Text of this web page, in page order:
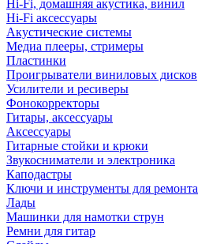
Hi-Fi, домашняя акустика, винил
Hi-Fi аксессуары
Акустические системы
Медиа плееры, стримеры
Пластинки
Проигрыватели виниловых дисков
Усилители и ресиверы
Фонокорректоры
Гитары, аксессуары
Аксессуары
Гитарные стойки и крюки
Звукосниматели и электроника
Каподастры
Ключи и инструменты для ремонта
Лады
Машинки для намотки струн
Ремни для гитар